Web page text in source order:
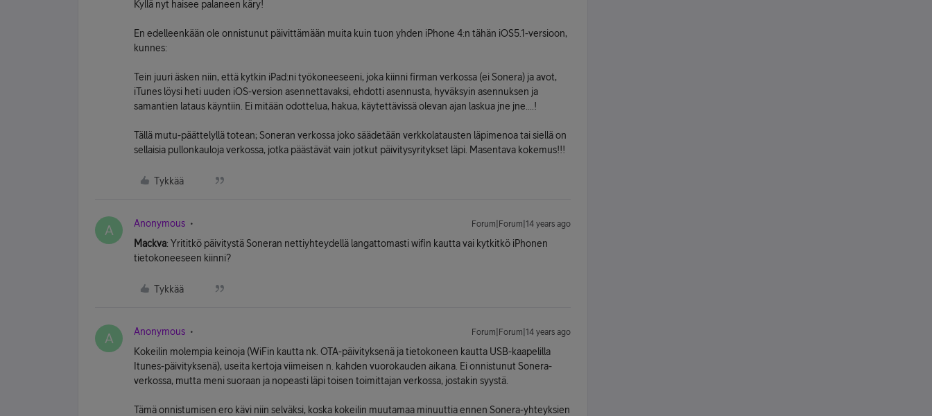
Kyllä nyt haisee palaneen käry!
En edelleenkään ole onnistunut päivittämään muita kuin tuon yhden iPhone 4:n tähän iOS5.1-versioon,
kunnes:
Tein juuri äsken niin, että kytkin iPad:ni työkoneeseeni, joka kiinni firman verkossa (ei Sonera) ja avot,
iTunes löysi heti uuden iOS-version asennettavaksi, ehdotti asennusta, hyväksyin asennuksen ja
samantien lataus käyntiin. Ei mitään odottelua, hakua, käytettävissä olevan ajan laskua jne jne....!
Tällä mutu-päättelyllä totean; Soneran verkossa joko säädetään verkkolatausten läpimenoa tai siellä on
sellaisia pullonkauloja verkossa, jotka päästävät vain jotkut päivitysyritykset läpi. Masentava kokemus!!!
Tykkää
A Anonymous Forum|Forum|14 years ago
Mackva: Yrititkö päivitystä Soneran nettiyhteydellä langattomasti wifin kautta vai kytkitkö iPhonen
tietokoneeseen kiinni?
Tykkää
A Anonymous Forum|Forum|14 years ago
Kokeilin molempia keinoja (WiFin kautta nk. OTA-päivityksenä ja tietokoneen kautta USB-kaapelilla
Itunes-päivityksenä), useita kertoja viimeisen n. kahden vuorokauden aikana. Ei onnistunut Sonera-
verkossa, mutta meni suoraan ja nopeasti läpi toisen toimittajan verkossa, jostakin syystä.
Tämä onnistumisen ero kävi niin selväksi, koska kokeilin muutamaa minuuttia ennen Sonera-yhteyksien